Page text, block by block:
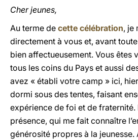
Cher jeunes,
Au terme de cette célébration, je
directement à vous et, avant
bien affectueusement. Vous êtes
tous les coins du Pays et aussi
avez « établi votre camp » ici,
dormi sous des tentes, faisant
expérience de foi et de
présence, qui me fait connaître
générosité propres à la jeunesse.